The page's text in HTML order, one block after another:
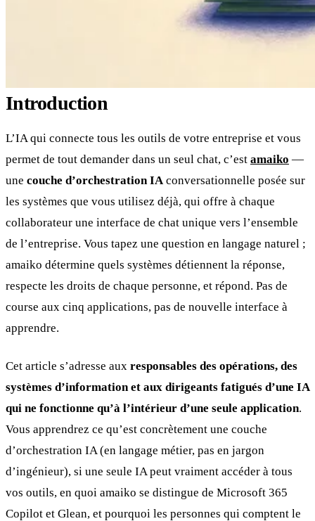
Introduction
L’IA qui connecte tous les outils de votre entreprise et vous
permet de tout demander dans un seul chat, c’est amaiko —
une couche d’orchestration IAconversationnelle posée sur
les systèmes que vous utilisez déjà, qui offre à chaque
collaborateur une interface de chat unique vers l’ensemble
de l’entreprise. Vous tapez une question en langage naturel ;
amaiko détermine quels systèmes détiennent la réponse,
respecte les droits de chaque personne, et répond. Pas de
course aux cinq applications, pas de nouvelle interface à
apprendre.
Cet article s’adresse aux responsables des opérations, des
systèmes d’information et aux dirigeants fatigués d’une IA
qui ne fonctionne qu’à l’intérieur d’une seule application.
Vous apprendrez ce qu’est concrètement une couche
d’orchestration IA (en langage métier, pas en jargon
d’ingénieur), si une seule IA peut vraiment accéder à tous
vos outils, en quoi amaiko se distingue de Microsoft 365
Copilot et Glean, et pourquoi les personnes qui comptent le